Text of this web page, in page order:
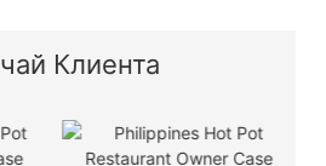
Клиента